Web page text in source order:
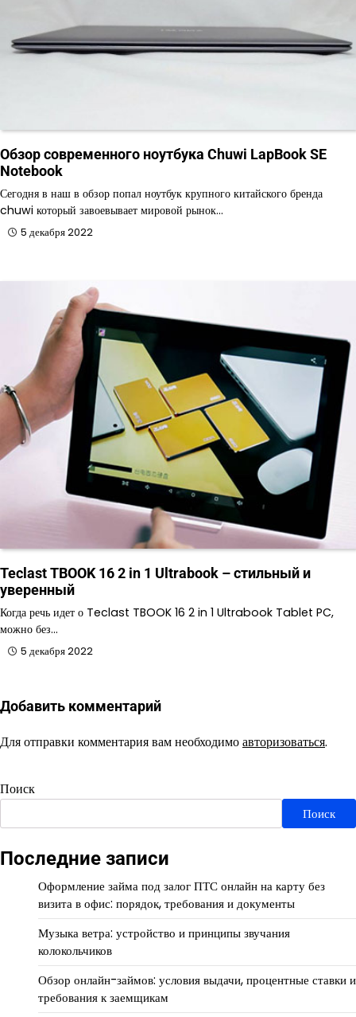
Обзор современного ноутбука Chuwi LapBook SE
Notebook
Сегодня в наш в обзор попал ноутбук крупного китайского бренда
chuwi который завоевывает мировой рынок…
5 декабря 2022
Teclast TBOOK 16 2 in 1 Ultrabook – стильный и
уверенный
Когда речь идет о Teclast TBOOK 16 2 in 1 Ultrabook Tablet PC,
можно без…
5 декабря 2022
Добавить комментарий
Для отправки комментария вам необходимоавторизоваться.
Поиск
Поиск
Последние записи
Оформление займа под залог ПТС онлайн на карту без
визита в офис: порядок, требования и документы
Музыка ветра: устройство и принципы звучания
колокольчиков
Обзор онлайн-займов: условия выдачи, процентные ставки и
требования к заемщикам